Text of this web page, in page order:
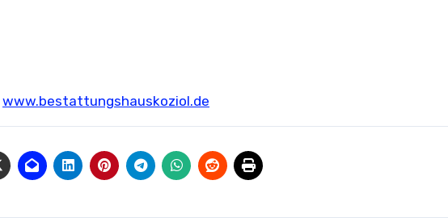
www.bestattungshauskoziol.de